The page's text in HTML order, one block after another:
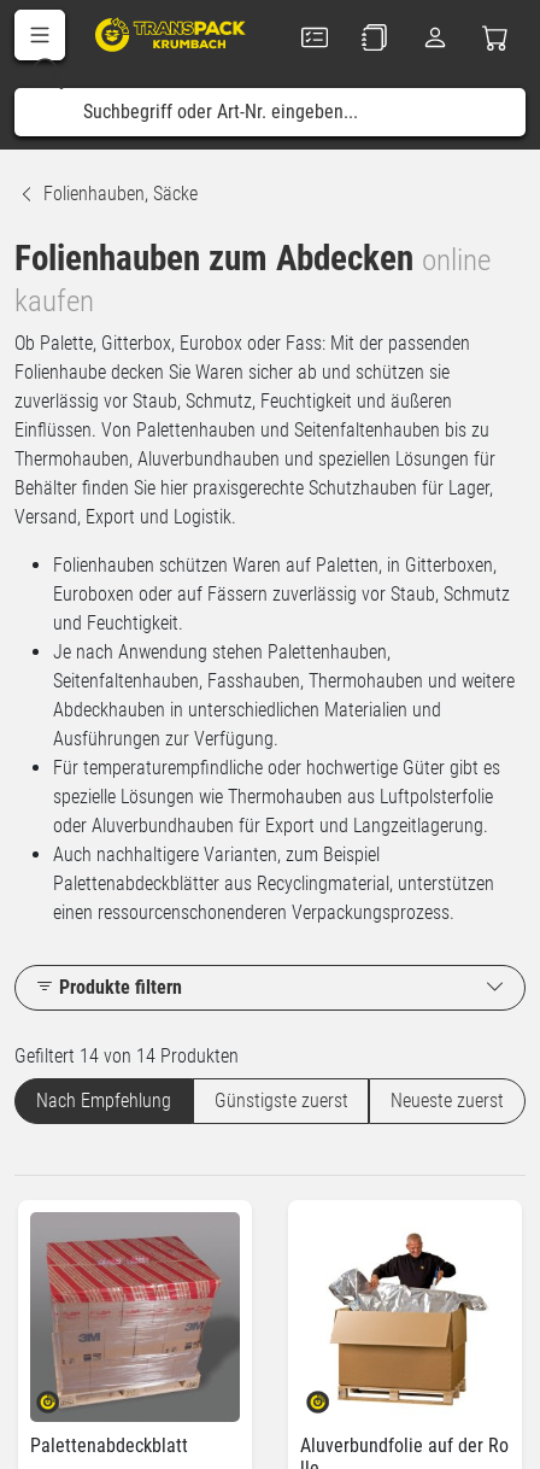
Folienhauben, Säcke
Folienhauben zum Abdecken online
kaufen
Ob Palette, Gitterbox, Eurobox oder Fass: Mit der passenden
Folienhaube decken Sie Waren sicher ab und schützen sie
zuverlässig vor Staub, Schmutz, Feuchtigkeit und äußeren
Einflüssen. Von Palettenhauben und Seitenfaltenhauben bis zu
Thermohauben, Aluverbundhauben und speziellen Lösungen für
Behälter finden Sie hier praxisgerechte Schutzhauben für Lager,
Versand, Export und Logistik.
Folienhauben schützen Waren auf Paletten, in Gitterboxen,
Euroboxen oder auf Fässern zuverlässig vor Staub, Schmutz
und Feuchtigkeit.
Je nach Anwendung stehen Palettenhauben,
Seitenfaltenhauben, Fasshauben, Thermohauben und weitere
Abdeckhauben in unterschiedlichen Materialien und
Ausführungen zur Verfügung.
Für temperaturempfindliche oder hochwertige Güter gibt es
spezielle Lösungen wie Thermohauben aus Luftpolsterfolie
oder Aluverbundhauben für Export und Langzeitlagerung.
Auch nachhaltigere Varianten, zum Beispiel
Palettenabdeckblätter aus Recyclingmaterial, unterstützen
einen ressourcenschonenderen Verpackungsprozess.
Produkte filtern
Gefiltert 14 von 14 Produkten
Nach Empfehlung
Günstigste zuerst Neueste zuerst
Palettenabdeckblatt
Aluverbundfolie auf der Ro